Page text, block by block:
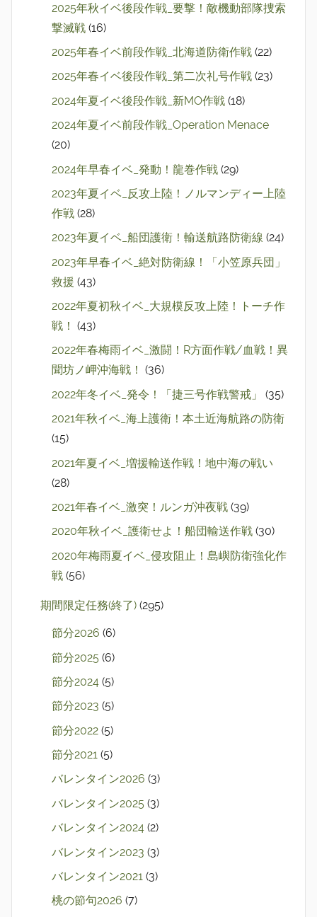
2025年秋イベ後段作戦_要撃！敵機動部隊捜索
撃滅戦 (16)
2025年春イベ前段作戦_北海道防衛作戦 (22)
2025年春イベ後段作戦_第二次礼号作戦 (23)
2024年夏イベ後段作戦_新MO作戦 (18)
2024年夏イベ前段作戦_Operation Menace
(20)
2024年早春イベ_発動！龍巻作戦 (29)
2023年夏イベ_反攻上陸！ノルマンディー上陸
作戦 (28)
2023年夏イベ_船団護衛！輸送航路防衛線 (24)
2023年早春イベ_絶対防衛線！「小笠原兵団」
救援 (43)
2022年夏初秋イベ_大規模反攻上陸！トーチ作
戦！ (43)
2022年春梅雨イベ_激闘！R方面作戦/血戦！異
聞坊ノ岬沖海戦！ (36)
2022年冬イベ_発令！「捷三号作戦警戒」
(35)
2021年秋イベ_海上護衛！本土近海航路の防衛
(15)
2021年夏イベ_増援輸送作戦！地中海の戦い
(28)
2021年春イベ_激突！ルンガ沖夜戦 (39)
2020年秋イベ_護衛せよ！船団輸送作戦 (30)
2020年梅雨夏イベ_侵攻阻止！島嶼防衛強化作
戦 (56)
期間限定任務(終了) (295)
節分2026 (6)
節分2025 (6)
節分2024 (5)
節分2023 (5)
節分2022 (5)
節分2021 (5)
バレンタイン2026 (3)
バレンタイン2025 (3)
バレンタイン2024 (2)
バレンタイン2023 (3)
バレンタイン2021 (3)
桃の節句2026 (7)